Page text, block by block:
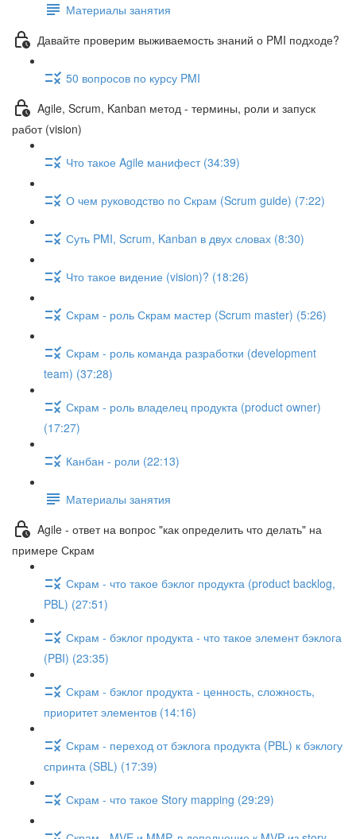
Материалы занятия
Давайте проверим выживаемость знаний о PMI подходе?
50 вопросов по курсу PMI
Agile, Scrum, Kanban метод - термины, роли и запуск
работ (vision)
Что такое Agile манифест (34:39)
О чем руководство по Скрам (Scrum guide) (7:22)
Суть PMI, Scrum, Kanban в двух словах (8:30)
Что такое видение (vision)? (18:26)
Скрам - роль Скрам мастер (Scrum master) (5:26)
Скрам - роль команда разработки (development
team) (37:28)
Скрам - роль владелец продукта (product owner)
(17:27)
Канбан - роли (22:13)
Материалы занятия
Agile - ответ на вопрос "как определить что делать" на
примере Скрам
Скрам - что такое бэклог продукта (product backlog,
PBL) (27:51)
Скрам - бэклог продукта - что такое элемент бэклога
(PBI) (23:35)
Скрам - бэклог продукта - ценность, сложность,
приоритет элементов (14:16)
Скрам - переход от бэклога продукта (PBL) к бэклогу
спринта (SBL) (17:39)
Скрам - что такое Story mapping (29:29)